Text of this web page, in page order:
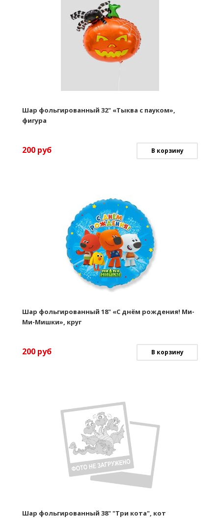
Шар фольгированный 32" «Тыква с пауком»,
фигура
200 руб В корзину
Шар фольгированный 18" «С днём рождения! Ми-
Ми-Мишки», круг
200 руб В корзину
Шар фольгированный 38" "Три кота", кот